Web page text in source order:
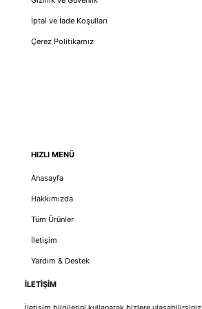
İptal ve İade Koşulları
Çerez Politikamız
HIZLI MENÜ
Anasayfa
Hakkımızda
Tüm Ürünler
İletişim
Yardım & Destek
İLETİŞİM